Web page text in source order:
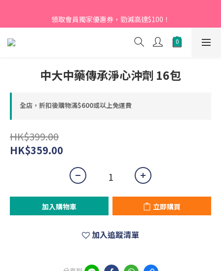
「NEW95」即可享95折
領取會員獨家優惠券，勁減高達$100！
【新會員】即日起至2026月12月31日，首次下單輸入優惠碼
「NEW95」即可享95折
中大中藥傳承淨心沖劑 16包
全店，折扣後購物滿$600或以上免運費
HK$399.00
HK$359.00
加入購物車 立即購買
加入追蹤清單